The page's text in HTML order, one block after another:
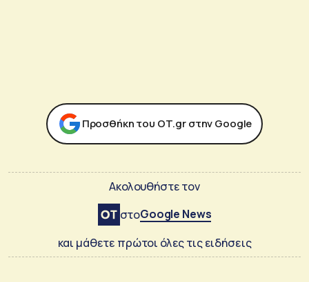
Προσθήκη του ΟΤ.gr στην Google
Ακολουθήστε τον
στοGoogle News
και μάθετε πρώτοι όλες τις ειδήσεις